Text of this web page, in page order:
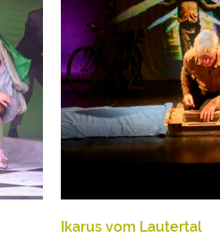
Ikarus vom Lautertal